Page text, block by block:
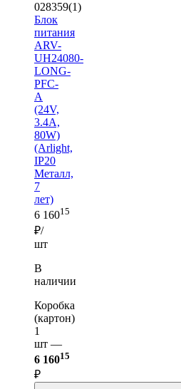
028359(1)
Блок
питания
ARV-
UH24080-
LONG-
PFC-
A
(24V,
3.4A,
80W)
(Arlight,
IP20
Металл,
7
лет)
6 16015
₽/
шт
В
наличии
Коробка
(картон)
1
шт —
6 16015
₽